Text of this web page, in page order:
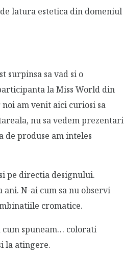
latura estetica din domeniul
surpinsa sa vad si o
la Miss World din
am venit aici curiosi sa
nu sa vedem prezentari
de produse am inteles
pe directia designului.
ani. N-ai cum sa nu observi
cromatice.
cum spuneam… colorati
la atingere.